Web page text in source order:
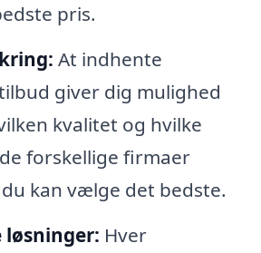
pris.
At indhente
giver dig mulighed
kvalitet og hvilke
forskellige firmaer
kan vælge det bedste.
løsninger: Hver